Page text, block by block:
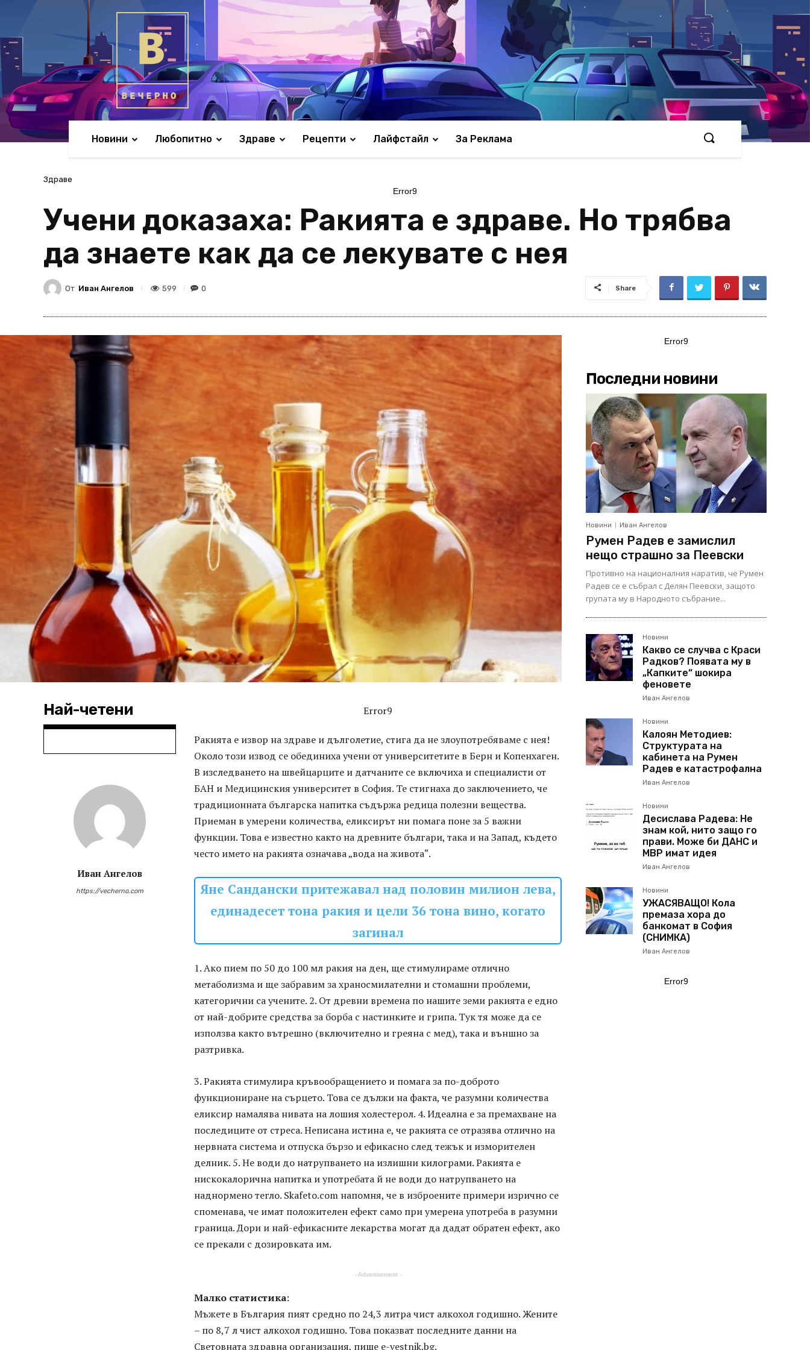
Новини Любопитно Здраве Рецепти Лайфстайл За Реклама
Здраве
Error9
Учени доказаха: Ракията е здраве. Но трябва
да знаете как да се лекувате с нея
От Иван Ангелов 599 0 Share
Най-четени
Иван Ангелов
https://vecherno.com
Error9
Ракията е извор на здраве и дълголетие, стига да не злоупотребяваме с нея!
Около този извод се обединиха учени от университетите в Берн и Копенхаген.
В изследването на швейцарците и датчаните се включиха и специалисти от
БАН и Медицинския университет в София. Те стигнаха до заключението, че
традиционната българска напитка съдържа редица полезни вещества.
Приеман в умерени количества, еликсирът ни помага поне за 5 важни
функции. Това е известно както на древните българи, така и на Запад, където
често името на ракията означава „вода на живота“.
Яне Сандански притежавал над половин милион лева,
единадесет тона ракия и цели 36 тона вино, когато
загинал
1. Ако пием по 50 до 100 мл ракия на ден, ще стимулираме отлично
метаболизма и ще забравим за храносмилателни и стомашни проблеми,
категорични са учените. 2. От древни времена по нашите земи ракията е едно
от най-добрите средства за борба с настинките и грипа. Тук тя може да се
използва както вътрешно (включително и греяна с мед), така и външно за
разтривка.
3. Ракията стимулира кръвообращението и помага за по-доброто
функциониране на сърцето. Това се дължи на факта, че разумни количества
еликсир намалява нивата на лошия холестерол. 4. Идеална е за премахване на
последиците от стреса. Неписана истина е, че ракията се отразява отлично на
нервната система и отпуска бързо и ефикасно след тежък и изморителен
делник. 5. Не води до натрупването на излишни килограми. Ракията е
нискокалорична напитка и употребата й не води до натрупването на
наднормено тегло. Skafeto.com напомня, че в изброените примери изрично се
споменава, че имат положителен ефект само при умерена употреба в разумни
граница. Дори и най-ефикасните лекарства могат да дадат обратен ефект, ако
се прекали с дозировката им.
- Advertisement -
Малко статистика:
Мъжете в България пият средно по 24,3 литра чист алкохол годишно. Жените
– по 8,7 л чист алкохол годишно. Това показват последните данни на
Световната здравна организация, пише e-vestnik.bg.
Error9
Последни новини
Новини Иван Ангелов
Румен Радев е замислил
нещо страшно за Пеевски
Противно на националния наратив, че Румен
Радев се е събрал с Делян Пеевски, защото
групата му в Народното събрание...
Новини
Какво се случва с Краси
Радков? Появата му в
„Капките“ шокира
феновете
Иван Ангелов
Новини
Калоян Методиев:
Структурата на
кабинета на Румен
Радев е катастрофална
Иван Ангелов
Новини
Десислава Радева: Не
знам кой, нито защо го
прави. Може би ДАНС и
МВР имат идея
Иван Ангелов
Новини
УЖАСЯВАЩО! Кола
премаза хора до
банкомат в София
(СНИМКА)
Иван Ангелов
Error9